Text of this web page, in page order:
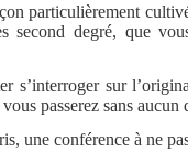
particulièrement
second degré, que
s’interroger sur
passerez sans
une conférence à ne